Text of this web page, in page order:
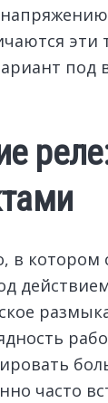
под
в
часто